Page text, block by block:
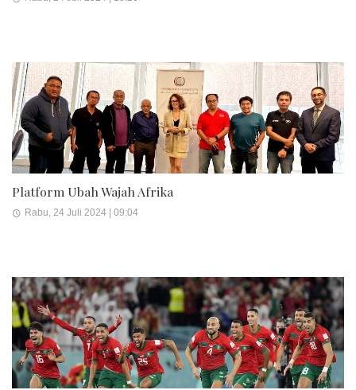
Platform Ubah Wajah Afrika
Rabu, 24 Juli 2024 | 09:04